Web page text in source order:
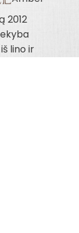
2012
lino ir